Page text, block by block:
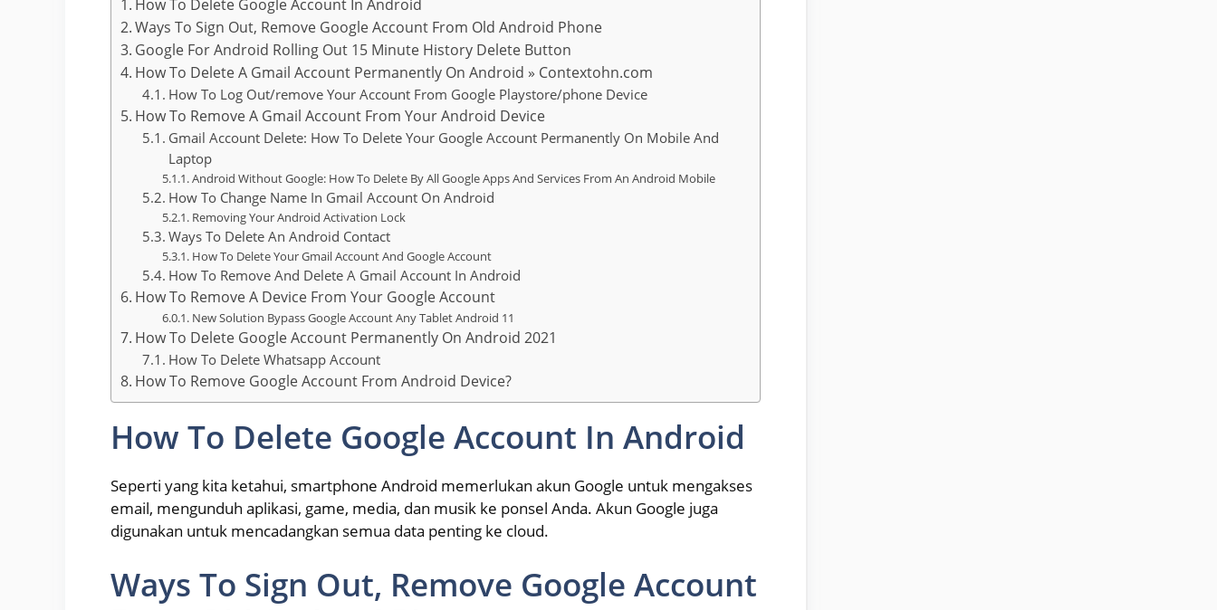
How To Delete Google Account In Android
Ways To Sign Out, Remove Google Account From Old Android Phone
Google For Android Rolling Out 15 Minute History Delete Button
How To Delete A Gmail Account Permanently On Android » Contextohn.com
How To Log Out/remove Your Account From Google Playstore/phone Device
How To Remove A Gmail Account From Your Android Device
Gmail Account Delete: How To Delete Your Google Account Permanently On Mobile And
Laptop
Android Without Google: How To Delete By All Google Apps And Services From An Android Mobile
How To Change Name In Gmail Account On Android
Removing Your Android Activation Lock
Ways To Delete An Android Contact
How To Delete Your Gmail Account And Google Account
How To Remove And Delete A Gmail Account In Android
How To Remove A Device From Your Google Account
New Solution Bypass Google Account Any Tablet Android 11
How To Delete Google Account Permanently On Android 2021
How To Delete Whatsapp Account
How To Remove Google Account From Android Device?
How To Delete Google Account In Android
Seperti yang kita ketahui, smartphone Android memerlukan akun Google untuk mengakses
email, mengunduh aplikasi, game, media, dan musik ke ponsel Anda. Akun Google juga
digunakan untuk mencadangkan semua data penting ke cloud.
Ways To Sign Out, Remove Google Account